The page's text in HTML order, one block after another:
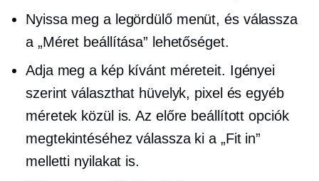
Nyissa meg a legördülőmenüt, és válassza
a „Méret beállítása” lehetőséget.
Adja meg a kép kívánt méreteit. Igényei
szerint választhat hüvelyk, pixel és egyéb
méretek közül is. Az előre beállított opciók
megtekintéséhez válassza ki a „Fit in”
melletti nyilakat is.